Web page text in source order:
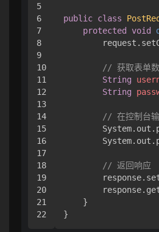
5
6
7
8
9
10
11
12
13
14
15
16
17
18
19
20
21
public class
protected
void
// 获取表单
String
String
// 在控制台
// 返回响应
    }